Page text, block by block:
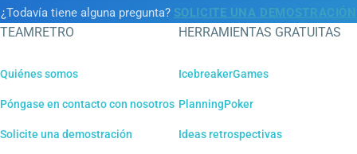
¿Todavía tiene alguna pregunta? SOLICITE UNA DEMOSTRACIÓN
TEAMRETRO
Quiénes somos
Póngase en contacto con nosotros
Solicite una demostración
HERRAMIENTAS GRATUITAS
IcebreakerGames
PlanningPoker
Ideas retrospectivas